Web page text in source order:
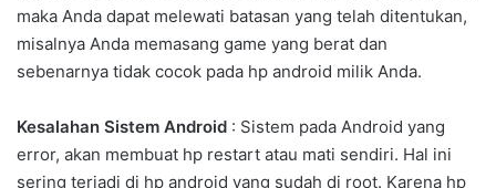
maka Anda dapat melewati batasan yang telah ditentukan,
misalnya Anda memasang game yang berat dan
sebenarnya tidak cocok pada hp android milik Anda.
Kesalahan Sistem Android : Sistem pada Android yang
error, akan membuat hp restart atau mati sendiri. Hal ini
sering terjadi di hp android yang sudah di root. Karena hp